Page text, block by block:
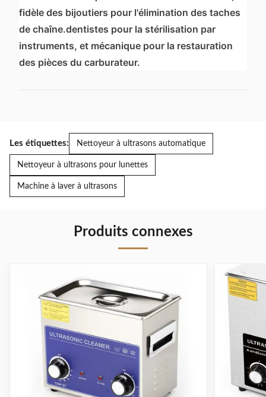
fidèle des bijoutiers pour l'élimination des taches
de chaîne.dentistes pour la stérilisation par
instruments, et mécanique pour la restauration
des pièces du carburateur.
Les étiquettes: Nettoyeur à ultrasons automatique
Nettoyeur à ultrasons pour lunettes
Machine à laver à ultrasons
Produits connexes